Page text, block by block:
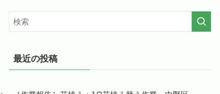
最近の投稿